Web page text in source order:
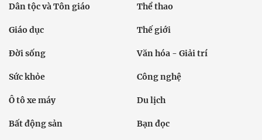
Dân tộc và Tôn giáo Thể thao
Giáo dục Thế giới
Đời sống Văn hóa - Giải trí
Sức khỏe Công nghệ
Ô tô xe máy Du lịch
Bất động sản Bạn đọc